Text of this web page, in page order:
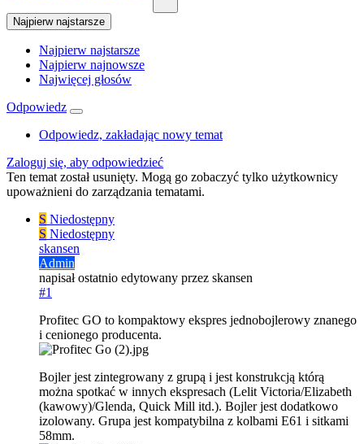
Najpierw najstarsze
Najpierw najstarsze
Najpierw najnowsze
Najwięcej głosów
Odpowiedz
Odpowiedz, zakładając nowy temat
Zaloguj się, aby odpowiedzieć
Ten temat został usunięty. Mogą go zobaczyć tylko użytkownicy
upoważnieni do zarządzania tematami.
S Niedostępny
S Niedostępny
skansen
Admin
napisałostatnio edytowany przez skansen
#1
Profitec GO to kompaktowy ekspres jednobojlerowy znanego
i cenionego producenta.
Bojler jest zintegrowany z grupą i jest konstrukcją którą
można spotkać w innych ekspresach (Lelit Victoria/Elizabeth
(kawowy)/Glenda, Quick Mill itd.). Bojler jest dodatkowo
izolowany. Grupa jest kompatybilna z kolbami E61 i sitkami
58mm.